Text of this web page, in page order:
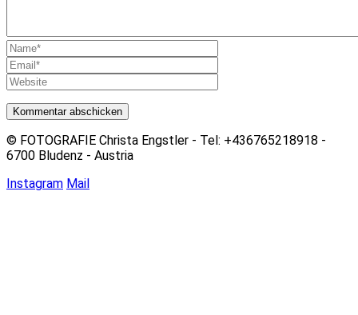
© FOTOGRAFIE Christa Engstler - Tel: +436765218918 -
6700 Bludenz - Austria
Instagram Mail